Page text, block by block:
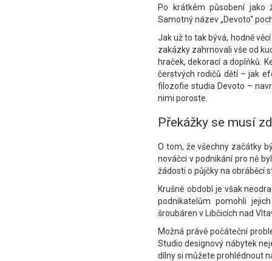
Po krátkém působení jako
Samotný název „Devoto“
Jak už to tak bývá, hodně
zakázky zahrnovali vše od
hraček, dekorací a doplňků.
čerstvých rodičů dětí – jak
filozofie studia Devoto –
nimi poroste.
Překážky se musí
O tom, že všechny začátky
nováčci v podnikání pro ně
žádosti o půjčky na obráběcí
Krušné období je však
podnikatelům pomohli
šroubáren v Libčicích nad
Možná právě počáteční
Studio designový nábytek
dílny si můžete prohlédnout